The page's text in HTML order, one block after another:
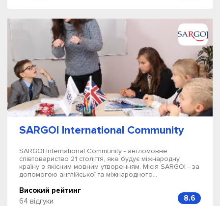
SARGOI International Community
SARGOI International Community - англомовне
співтовариство 21 століття, яке будує міжнародну
країну з якісним мовним утворенням. Місія SARGOI - за
допомогою англійської та міжнародного...
Високий рейтинг
64 відгуки
8.6